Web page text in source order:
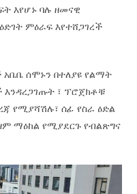
እየሆኑ ባሉ ዘመናዊ
ምዕራፍ እየተሸጋገረች
አቤቤ ሰሞኑን በተለያዩ የልማት
እንዳረጋገጡት ፣ ፕሮጀክቶቹ
የሚያሻሽሉ፣ ሰፊ የስራ ዕድል
ማዕከል የሚያደርጉ የብልጽግና